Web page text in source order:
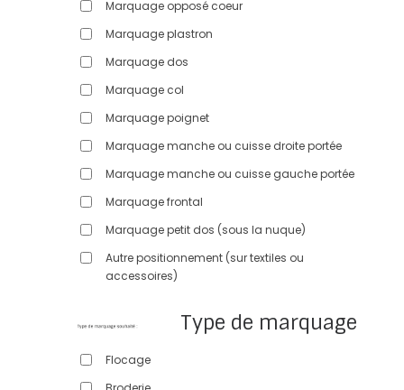
Marquage opposé coeur
Marquage plastron
Marquage dos
Marquage col
Marquage poignet
Marquage manche ou cuisse droite portée
Marquage manche ou cuisse gauche portée
Marquage frontal
Marquage petit dos (sous la nuque)
Autre positionnement (sur textiles ou
accessoires)
Type de marquage
Flocage